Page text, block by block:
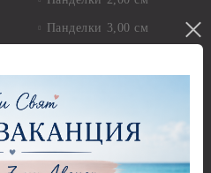
Панделки 3,00 см
Панделки - с надпис
Дантели
Конци, ширити и други